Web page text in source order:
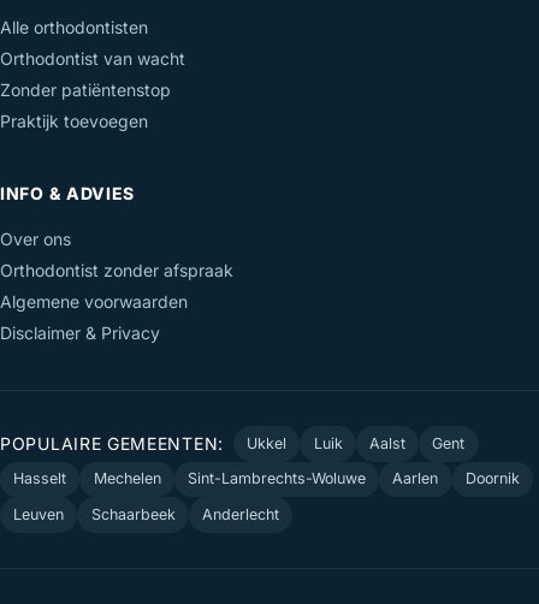
Alle orthodontisten
Orthodontist van wacht
Zonder patiëntenstop
Praktijk toevoegen
INFO & ADVIES
Over ons
Orthodontist zonder afspraak
Algemene voorwaarden
Disclaimer & Privacy
POPULAIRE GEMEENTEN: Ukkel Luik Aalst
Gent
Hasselt
Mechelen Sint-Lambrechts-Woluwe Aarlen
Doornik
Leuven
Schaarbeek Anderlecht